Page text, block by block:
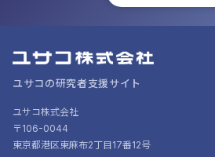
ユサコの研究者支援サイト
ユサコ株式会社
〒106-0044
東京都港区東麻布2丁目17番12号